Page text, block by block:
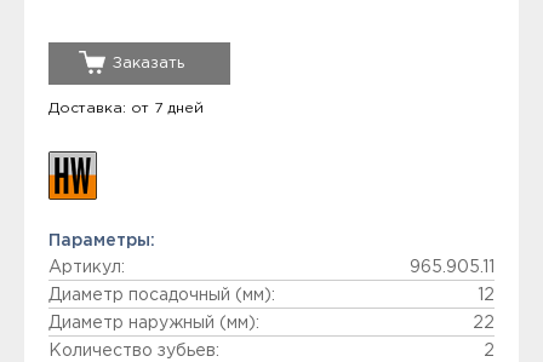
Заказать
Доставка: от 7 дней
Параметры:
Артикул:
965.905.11
Диаметр посадочный (мм):
12
Диаметр наружный (мм):
22
Количество зубьев:
2